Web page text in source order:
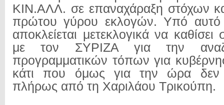
ΚΙΝ.ΑΛΛ. σε επαναχάραξη στόχων
πρώτου γύρου εκλογών. Υπό αυτό
αποκλείεται μετεκλογικά να καθίσει
με τον ΣΥΡΙΖΑ για την
προγραμματικών τόπων για
κάτι που όμως για την ώρα δεν
πλήρως από τη Χαριλάου Τρικούπη.